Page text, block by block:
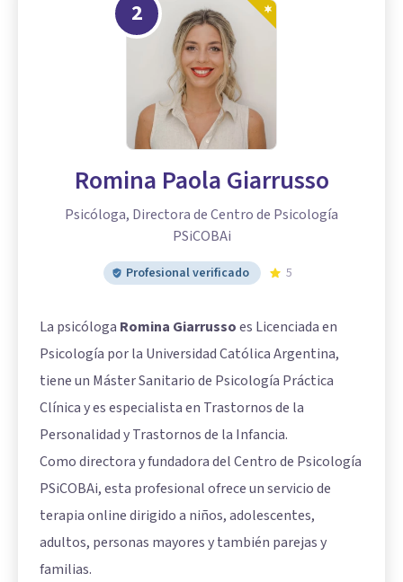
2
Romina Paola Giarrusso
Psicóloga, Directora de Centro de Psicología
PSiCOBAi
Profesional verificado 5
La psicóloga Romina Giarrussoes Licenciada en
Psicología por la Universidad Católica Argentina,
tiene un Máster Sanitario de Psicología Práctica
Clínica y es especialista en Trastornos de la
Personalidad y Trastornos de la Infancia.
Como directora y fundadora del Centro de Psicología
PSiCOBAi, esta profesional ofrece un servicio de
terapia online dirigido a niños, adolescentes,
adultos, personas mayores y también parejas y
familias.